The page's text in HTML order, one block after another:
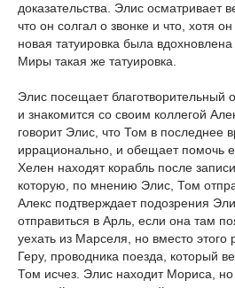
доказательства. Элис осматривает
что он солгал о звонке и что, хотя
новая татуировка была
Миры такая же татуировка.
Элис посещает благотворительный
и знакомится со своим коллегой
говорит Элис, что Том в последнее
иррационально, и обещает помочь
Хелен находят корабль после
которую, по мнению Элис, Том
Алекс подтверждает подозрения
отправиться в Арль, если она там
уехать из Марселя, но вместо
Геру, проводника поезда, который
Том исчез. Элис находит Мориса, но